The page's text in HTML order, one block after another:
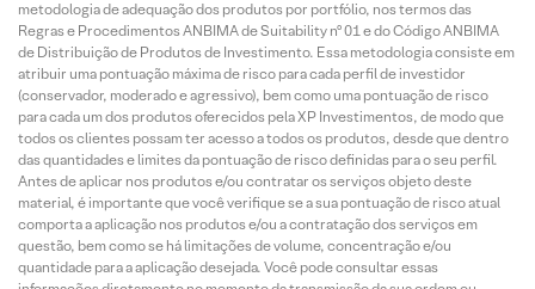
metodologia de adequação dos produtos por portfólio, nos termos das
Regras e Procedimentos ANBIMA de Suitability nº 01 e do Código ANBIMA
de Distribuição de Produtos de Investimento. Essa metodologia consiste em
atribuir uma pontuação máxima de risco para cada perfil de investidor
(conservador, moderado e agressivo), bem como uma pontuação de risco
para cada um dos produtos oferecidos pela XP Investimentos, de modo que
todos os clientes possam ter acesso a todos os produtos, desde que dentro
das quantidades e limites da pontuação de risco definidas para o seu perfil.
Antes de aplicar nos produtos e/ou contratar os serviços objeto deste
material, é importante que você verifique se a sua pontuação de risco atual
comporta a aplicação nos produtos e/ou a contratação dos serviços em
questão, bem como se há limitações de volume, concentração e/ou
quantidade para a aplicação desejada. Você pode consultar essas